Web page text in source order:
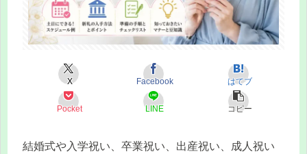
X Facebook はてブ
Pocket LINE コピー
結婚式や入学祝い、卒業祝い、出産祝い、成人祝い